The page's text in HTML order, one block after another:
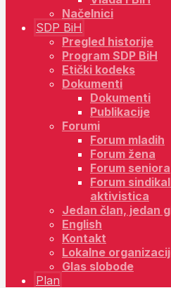
Načelnici
SDP BiH
Pregled historije
Program SDP BiH
Etički kodeks
Dokumenti
Dokumenti
Publikacije
Forumi
Forum mladih
Forum žena
Forum seniora
Forum
aktivistica
Jedan član, jedan
English
Kontakt
Lokalne
Glas slobode
Plan